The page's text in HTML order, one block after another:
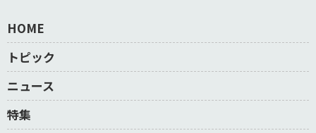
HOME
トピック
ニュース
特集